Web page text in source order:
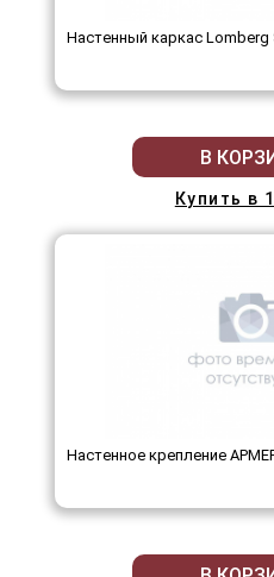
Настенный каркас Lomberg
В
Купить в
Настенное крепление